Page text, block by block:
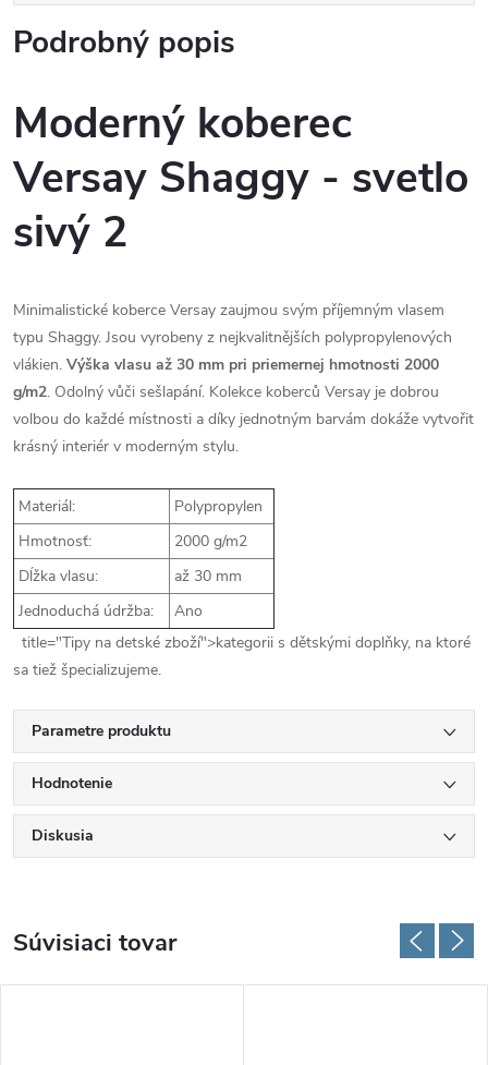
Podrobný popis
Moderný koberec
Versay Shaggy - svetlo
sivý 2
Minimalistické koberce Versay zaujmou svým příjemným vlasem
typu Shaggy. Jsou vyrobeny z nejkvalitnějších polypropylenových
vlákien. Výška vlasu až 30 mm pri priemernej hmotnosti 2000
g/m2. Odolný vůči sešlapání. Kolekce koberců Versay je dobrou
volbou do každé místnosti a díky jednotným barvám dokáže vytvořit
krásný interiér v moderným stylu.
Materiál:
Polypropylen
Hmotnosť:
2000 g/m2
Dĺžka vlasu:
až 30 mm
Jednoduchá údržba:
Ano
title="Tipy na detské zboží">kategorii s dětskými doplňky, na ktoré
sa tiež špecializujeme.
Parametre produktu
Hodnotenie
Diskusia
Súvisiaci tovar